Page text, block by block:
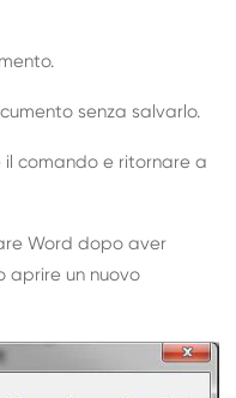
senza salvarlo.
il comando e ritornare a
Word dopo aver
aprire un nuovo